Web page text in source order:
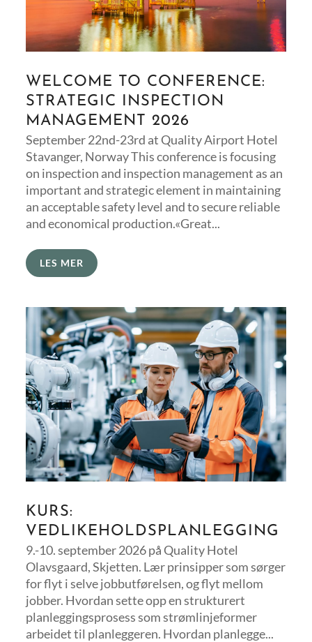
WELCOME TO CONFERENCE:
STRATEGIC INSPECTION
MANAGEMENT 2026
September 22nd-23rd at Quality Airport Hotel
Stavanger, Norway This conference is focusing
on inspection and inspection management as an
important and strategic element in maintaining
an acceptable safety level and to secure reliable
and economical production.«Great...
LES MER
KURS:
VEDLIKEHOLDSPLANLEGGING
9.-10. september 2026 på Quality Hotel
Olavsgaard, Skjetten. Lær prinsipper som sørger
for flyt i selve jobbutførelsen, og flyt mellom
jobber. Hvordan sette opp en strukturert
planleggingsprosess som strømlinjeformer
arbeidet til planleggeren. Hvordan planlegge...